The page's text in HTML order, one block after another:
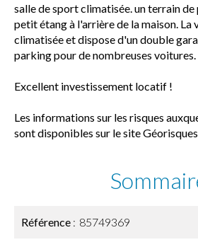
salle de sport climatisée. un terrain de
petit étang à l'arrière de la maison. La
climatisée et dispose d'un double
parking pour de nombreuses voitures.
Excellent investissement locatif !
Les informations sur les risques
sont disponibles sur le site
Référence 85749369